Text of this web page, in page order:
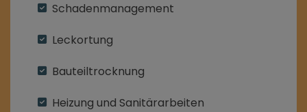
Schadenmanagement
Leckortung
Bauteiltrocknung
Heizung und Sanitärarbeiten